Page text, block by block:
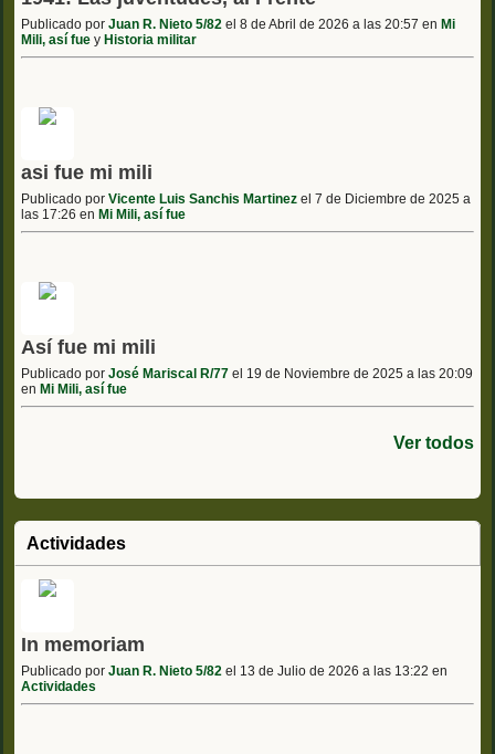
Publicado por Juan R. Nieto 5/82 el 8 de Abril de 2026 a las 20:57 en Mi
Mili, así fue y Historia militar
asi fue mi mili
Publicado por Vicente Luis Sanchis Martinez el 7 de Diciembre de 2025 a
las 17:26 en Mi Mili, así fue
Así fue mi mili
Publicado por José Mariscal R/77 el 19 de Noviembre de 2025 a las 20:09
en Mi Mili, así fue
Ver todos
Actividades
In memoriam
Publicado por Juan R. Nieto 5/82 el 13 de Julio de 2026 a las 13:22 en
Actividades